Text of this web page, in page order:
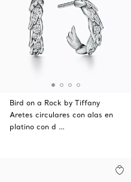
Bird on a Rock by Tiffany
Aretes circulares con alas en
platino con d …